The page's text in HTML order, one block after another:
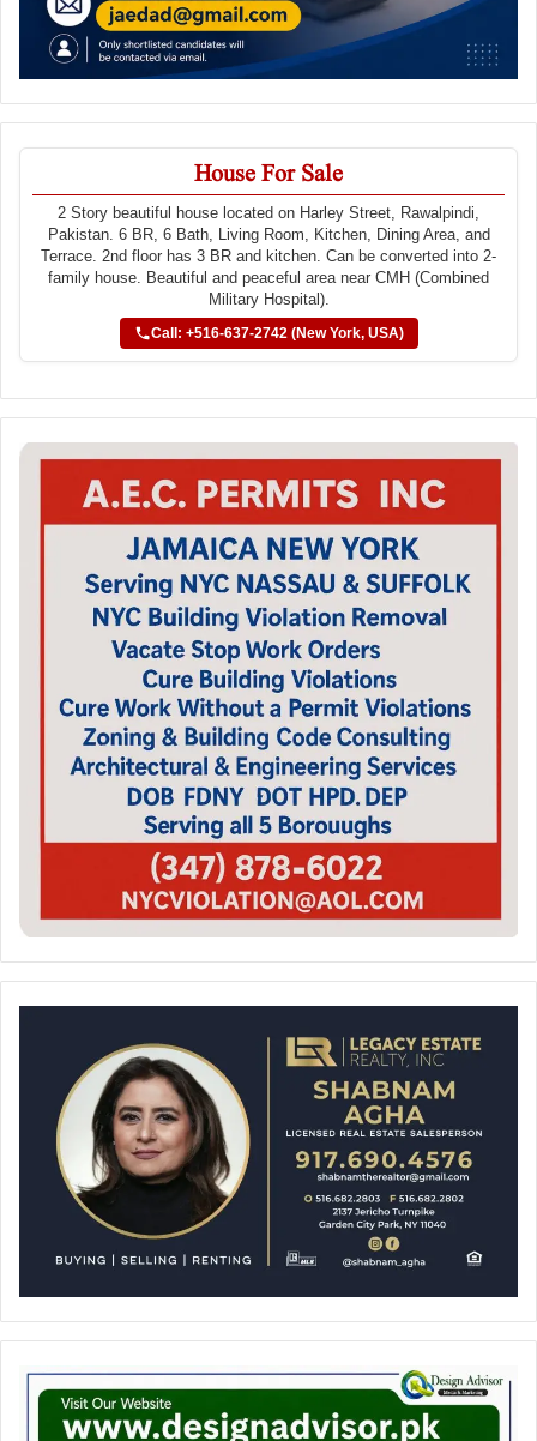
House For Sale
2 Story beautiful house located on Harley Street, Rawalpindi,
Pakistan. 6 BR, 6 Bath, Living Room, Kitchen, Dining Area, and
Terrace. 2nd floor has 3 BR and kitchen. Can be converted into 2-
family house. Beautiful and peaceful area near CMH (Combined
Military Hospital).
Call: +516-637-2742 (New York, USA)